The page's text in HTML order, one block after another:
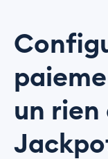
un rien